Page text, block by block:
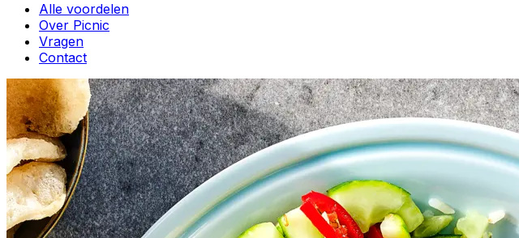
Alle voordelen
Over Picnic
Vragen
Contact